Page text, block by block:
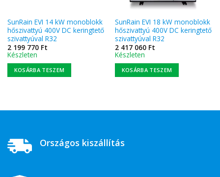
SunRain EVI 14 kW monoblokk
hőszivattyú 400V DC keringtető
szivattyúval R32
2 199 770 Ft
Készleten
KOSÁRBA TESZEM
SunRain EVI 18 kW monoblokk
hőszivattyú 400V DC keringtető
szivattyúval R32
2 417 060 Ft
Készleten
KOSÁRBA TESZEM
Országos kiszállítás